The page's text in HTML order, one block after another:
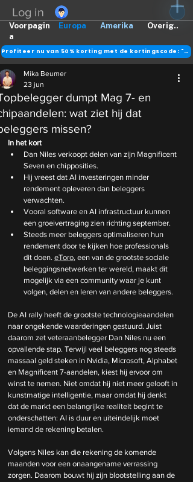
Log in
Europa Amerika Overig..
Voorpagin
a
Profiteer nu van 50% korting met de kortingscode: "DANK"
dumpt Mag 7- en
wat ziet hij dat
missen?
Mika Beumer
23 jun
In het kort
Dan Niles verkoopt delen van zijn Magnificent
Seven en chipposities.
Hij vreest dat AI investeringen minder
rendement opleveren dan beleggers
verwachten.
Vooral software en AI infrastructuur kunnen
een groeivertraging zien richting september.
Steeds meer beleggers optimaliseren hun
rendement door te kijken hoe professionals
dit doen. eToro, een van de grootste sociale
beleggingsnetwerken ter wereld, maakt dit
mogelijk via een community waar je kunt
volgen, delen en leren van andere beleggers.
De AI rally heeft de grootste technologieaandelen
naar ongekende waarderingen gestuurd. Juist
daarom zet veteraanbelegger Dan Niles nu een
opvallende stap. Terwijl veel beleggers nog steeds
massaal geld steken in Nvidia, Microsoft, Alphabet
en Magnificent 7-aandelen, kiest hij ervoor om
winst te nemen. Niet omdat hij niet meer gelooft in
kunstmatige intelligentie, maar omdat hij denkt
dat de markt een belangrijke realiteit begint te
onderschatten: AI is duur en uiteindelijk moet
iemand de rekening betalen.
Volgens Niles kan die rekening de komende
maanden voor een onaangename verrassing
zorgen. Daarom bouwt hij zijn blootstelling aan de